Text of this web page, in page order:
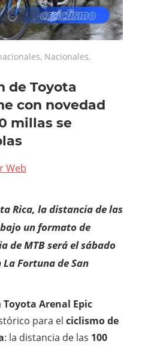
, Nacionales,
de Toyota
con novedad
millas se
Web
Rica, la distancia de las
un formato de
de MTB será el sábado
La Fortuna de San
Toyota Arenal Epic
para el ciclismo de
: la distancia de las 100